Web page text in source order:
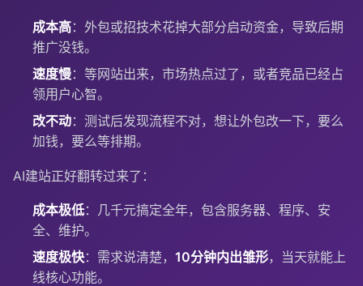
成本高：外包或招技术花掉大部分启动资金，导致后期
推广没钱。
速度慢：等网站出来，市场热点过了，或者竞品已经占
领用户心智。
改不动：测试后发现流程不对，想让外包改一下，要么
加钱，要么等排期。
AI建站正好翻转过来了：
成本极低：几千元搞定全年，包含服务器、程序、安
全、维护。
速度极快：需求说清楚， 10分钟内出雏形，当天就能上
线核心功能。